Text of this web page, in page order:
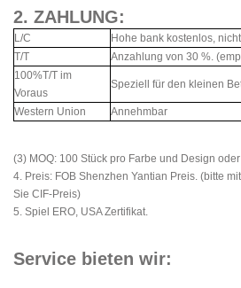
2. ZAHLUNG:
L/C
Hohe bank kostenlos,
T/T
Anzahlung von 30 %.
100%T/T im
Voraus
Speziell für den kleinen
Western Union Annehmbar
(3) MOQ: 100 Stück pro Farbe und Design oder
4. Preis: FOB Shenzhen Yantian Preis. (bitte
Sie CIF-Preis)
5. Spiel ERO, USA Zertifikat.
Service bieten wir: